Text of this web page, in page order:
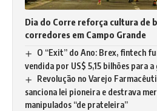
Dia do Corre reforça cultura de
corredores em Campo Grande
O “Exit” do Ano: Brex, fintech
vendida por US$ 5,15 bilhões para
Revolução no Varejo
sanciona lei pioneira e destrava
manipulados “de prateleira”